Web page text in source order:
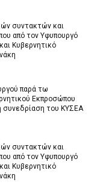
συντακτών και
από τον Υφυπουργό
Κυβερνητικό
παρά τω
Εκπροσώπου
συνεδρίαση του ΚΥΣΕΑ
συντακτών και
από τον Υφυπουργό
Κυβερνητικό